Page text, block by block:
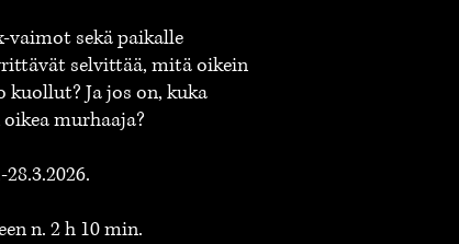
vaimot sekä paikalle
selvittää, mitä oikein
Ja jos on, kuka
murhaaja?
n. 2 h 10 min.